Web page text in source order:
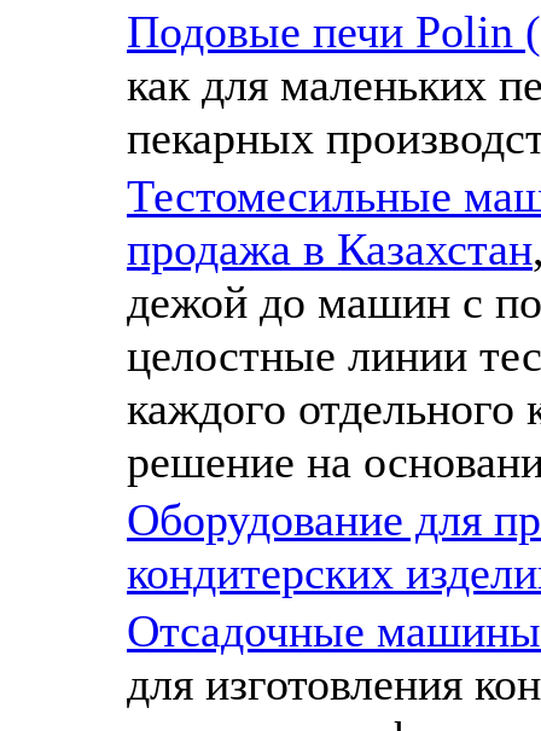
Подовые печи Polin
как для маленьких
пекарных
Тестомесильные
продажа в Казахстан
дежой до машин с
целостные линии
каждого отдельного
решение на
Оборудование для
кондитерских
Отсадочные
для изготовления